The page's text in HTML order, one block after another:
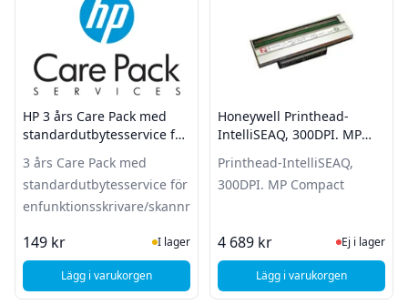
HP 3 års Care Pack med
standardutbytesservice för
enfunktionsskrivare/skannrar
3 års Care Pack med
standardutbytesservice för
enfunktionsskrivare/skannrar
149 kr I Lager
I lager
Lägg i varukorgen, HP 3 års Care Pack med standardutbytesservice för
Honeywell Printhead-
IntelliSEAQ, 300DPI. MP
Printhead-IntelliSEAQ,
300DPI. MP Compact
4 689 kr Ej i lager,
Ej i lager
Lägg i varukorgen
, Honeywell